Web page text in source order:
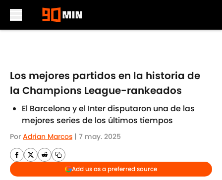
Los mejores partidos en la historia de
la Champions League-rankeados
El Barcelona y el Inter disputaron una de las
mejores series de los últimos tiempos
Por Adrian Marcos | 7 may. 2025
Add us as a preferred source